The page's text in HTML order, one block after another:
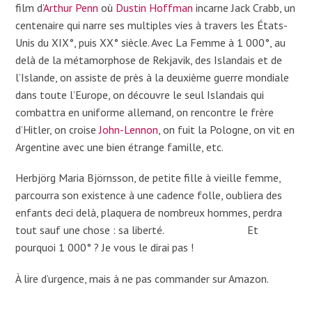
film d’Arthur Penn où Dustin Hoffman incarne Jack Crabb, un
centenaire qui narre ses multiples vies à travers les États-
Unis du XIX°, puis XX° siècle. Avec La Femme à 1 000°, au
delà de la métamorphose de Rekjavik, des Islandais et de
l’Islande, on assiste de près à la deuxième guerre mondiale
dans toute l’Europe, on découvre le seul Islandais qui
combattra en uniforme allemand, on rencontre le frère
d’Hitler, on croiseJohn-Lennon, on fuit la Pologne, on vit en
Argentine avec une bien étrange famille, etc.
Herbjörg Maria Björnsson, de petite fille à vieille femme,
parcourra son existence à une cadence folle, oubliera des
enfants deci delà, plaquera de nombreux hommes, perdra
tout sauf une chose : sa liberté. Et
pourquoi 1 000° ? Je vous le dirai pas !
À lire d’urgence, mais à ne pas commander sur Amazon.